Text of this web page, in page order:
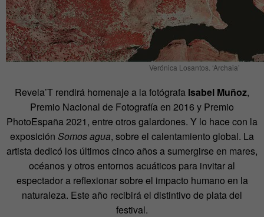
Verónica Losantos. ‘Archaia’
Revela’T rendirá homenaje a la fotógrafa Isabel Muñoz,
Premio Nacional de Fotografía en 2016 y Premio
PhotoEspaña 2021, entre otros galardones. Y lo hace con la
exposición Somos agua, sobre el calentamiento global. La
artista dedicó los últimos cinco años a sumergirse en mares,
océanos y otros entornos acuáticos para invitar al
espectador a reflexionar sobre el impacto humano en la
naturaleza. Este año recibirá el distintivo de plata del
festival.